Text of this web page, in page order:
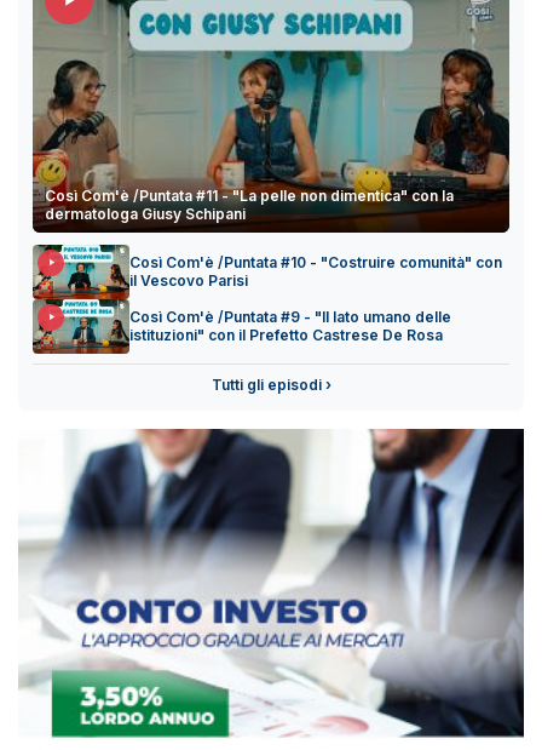
Così Com'è /Puntata #11 - "La pelle non dimentica" con la
dermatologa Giusy Schipani
Così Com'è /Puntata #10 - "Costruire comunità" con
il Vescovo Parisi
Così Com'è /Puntata #9 - "Il lato umano delle
istituzioni" con il Prefetto Castrese De Rosa
Tutti gli episodi ›